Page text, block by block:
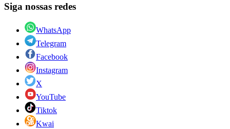
Siga nossas redes
WhatsApp
Telegram
Facebook
Instagram
X
YouTube
Tiktok
Kwai